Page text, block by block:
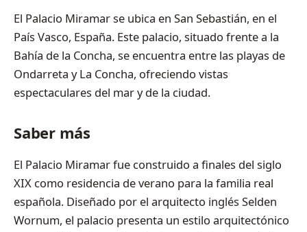
El Palacio Miramar se ubica en San Sebastián, en el
País Vasco, España. Este palacio, situado frente a la
Bahía de la Concha, se encuentra entre las playas de
Ondarreta y La Concha, ofreciendo vistas
espectaculares del mar y de la ciudad.
Saber más
El Palacio Miramar fue construido a finales del siglo
XIX como residencia de verano para la familia real
española. Diseñado por el arquitecto inglés Selden
Wornum, el palacio presenta un estilo arquitectónico